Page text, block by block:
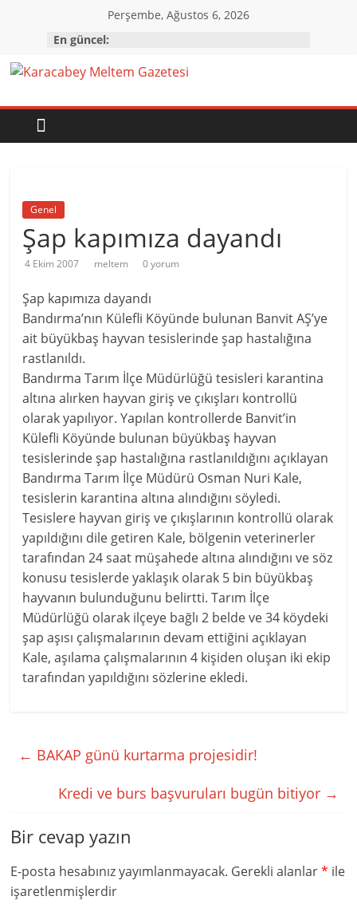
Perşembe, Ağustos 6, 2026
En güncel:
Karacabey
Meltem
Karacabey'in
gözü,
kulağı,
Genel
Şap kapımıza dayandı
4 Ekim 2007 meltem 0 yorum
Şap kapımıza dayandı
Bandırma’nın Külefli Köyünde bulunan Banvit AŞ’ye
ait büyükbaş hayvan tesislerinde şap hastalığına
rastlanıldı.
Bandırma Tarım İlçe Müdürlüğü tesisleri karantina
altına alırken hayvan giriş ve çıkışları kontrollü
olarak yapılıyor. Yapılan kontrollerde Banvit’in
Külefli Köyünde bulunan büyükbaş hayvan
tesislerinde şap hastalığına rastlanıldığını açıklayan
Bandırma Tarım İlçe Müdürü Osman Nuri Kale,
tesislerin karantina altına alındığını söyledi.
Tesislere hayvan giriş ve çıkışlarının kontrollü olarak
yapıldığını dile getiren Kale, bölgenin veterinerler
tarafından 24 saat müşahede altına alındığını ve söz
konusu tesislerde yaklaşık olarak 5 bin büyükbaş
hayvanın bulunduğunu belirtti. Tarım İlçe
Müdürlüğü olarak ilçeye bağlı 2 belde ve 34 köydeki
şap aşısı çalışmalarının devam ettiğini açıklayan
Kale, aşılama çalışmalarının 4 kişiden oluşan iki ekip
tarafından yapıldığını sözlerine ekledi.
← BAKAP günü kurtarma projesidir!
Kredi ve burs başvuruları bugün bitiyor →
Bir cevap yazın
E-posta hesabınız yayımlanmayacak. Gerekli alanlar* ile
işaretlenmişlerdir